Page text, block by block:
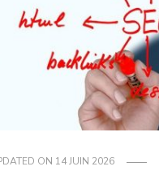
ON 14 JUIN 2026